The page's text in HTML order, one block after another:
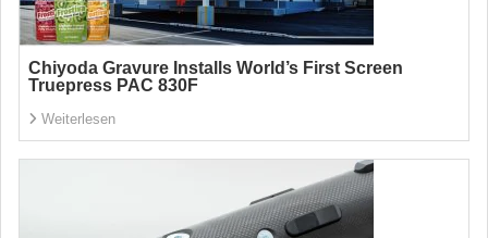
Chiyoda Gravure Installs World’s First Screen
Truepress PAC 830F
Weiterlesen